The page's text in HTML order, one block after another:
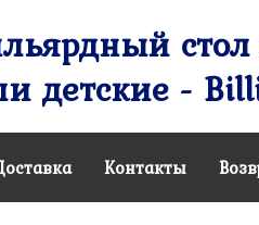
детские -
Контакты